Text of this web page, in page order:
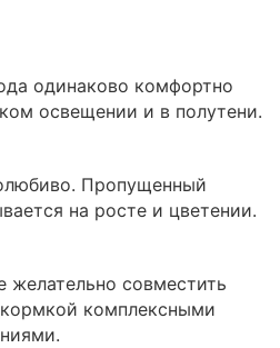
одинаково комфортно
освещении и в полутени.
Пропущенный
на росте и цветении.
желательно совместить
комплексными